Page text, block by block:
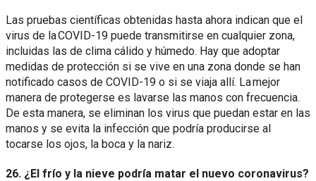
Las pruebas científicas obtenidas hasta ahora indican que el
virus de la COVID-19 puede transmitirse en cualquier zona,
incluidas las de clima cálido y húmedo. Hay que adoptar
medidas de protección si se vive en una zona donde se han
notificado casos de COVID-19 o si se viaja allí. La mejor
manera de protegerse es lavarse las manos con frecuencia.
De esta manera, se eliminan los virus que puedan estar en las
manos y se evita la infección que podría producirse al
tocarse los ojos, la boca y la nariz.
26. ¿El frío y la nieve podría matar el nuevo coronavirus?